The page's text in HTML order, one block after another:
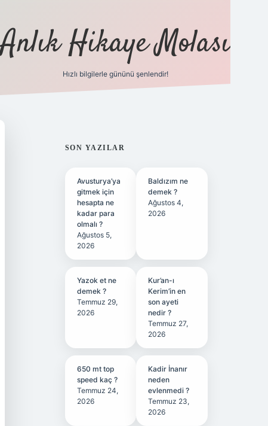
Anlık Hikaye Molası
Hızlı bilgilerle gününü şenlendir!
SIDEBAR
SON YAZILAR
Avusturya’ya
gitmek için
hesapta ne
kadar para
olmalı ?
Ağustos 5,
2026
Baldızım ne
demek ?
Ağustos 4,
2026
Yazok et ne
demek ?
Temmuz 29,
2026
Kur’an-ı
Kerim’in en
son ayeti
nedir ?
Temmuz 27,
2026
650 mt top
speed kaç ?
Temmuz 24,
2026
Kadir İnanır
neden
evlenmedi ?
Temmuz 23,
2026